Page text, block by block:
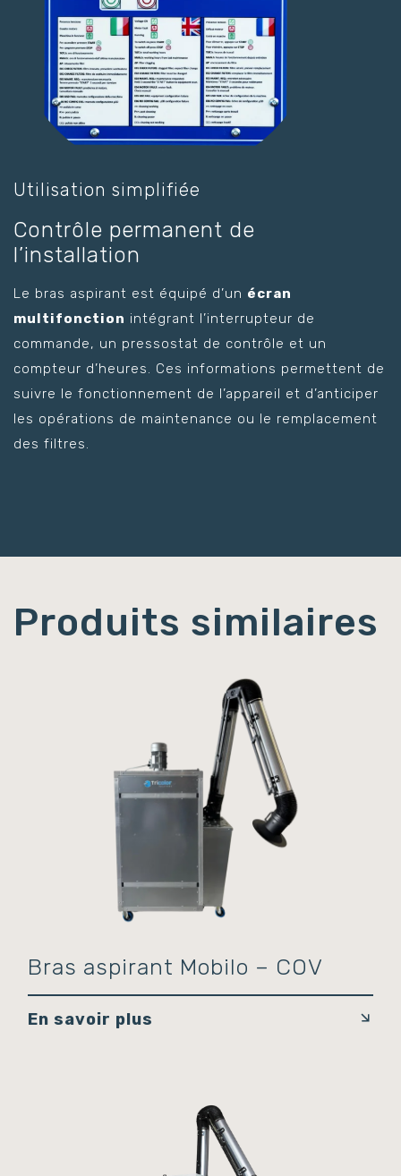
Utilisation simplifiée
Contrôle permanent de
l’installation
Le bras aspirant est équipé d’un écran
multifonction intégrant l’interrupteur de
commande, un pressostat de contrôle et un
compteur d’heures. Ces informations permettent de
suivre le fonctionnement de l’appareil et d’anticiper
les opérations de maintenance ou le remplacement
des filtres.
Produits similaires
Bras aspirant Mobilo – COV
En savoir plus